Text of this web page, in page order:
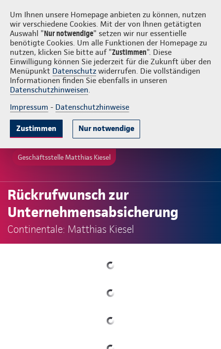
Um Ihnen unsere Homepage anbieten zu können, nutzen
wir verschiedene Cookies. Mit der von Ihnen getätigten
Auswahl "Nur notwendige" setzen wir nur essentielle
benötigte Cookies. Um alle Funktionen der Homepage zu
nutzen, klicken Sie bitte auf "Zustimmen". Diese
Einwilligung können Sie jederzeit für die Zukunft über den
Menüpunkt Datenschutz widerrufen. Die vollständigen
Informationen finden Sie ebenfalls in unseren
Datenschutzhinweisen.
Impressum - Datenschutzhinweise
Zustimmen Nur notwendige
Matthias Kiesel Login
Geschäftsstelle Matthias Kiesel
Rückrufwunsch zur
Unternehmensabsicherung
Continentale: Matthias Kiesel